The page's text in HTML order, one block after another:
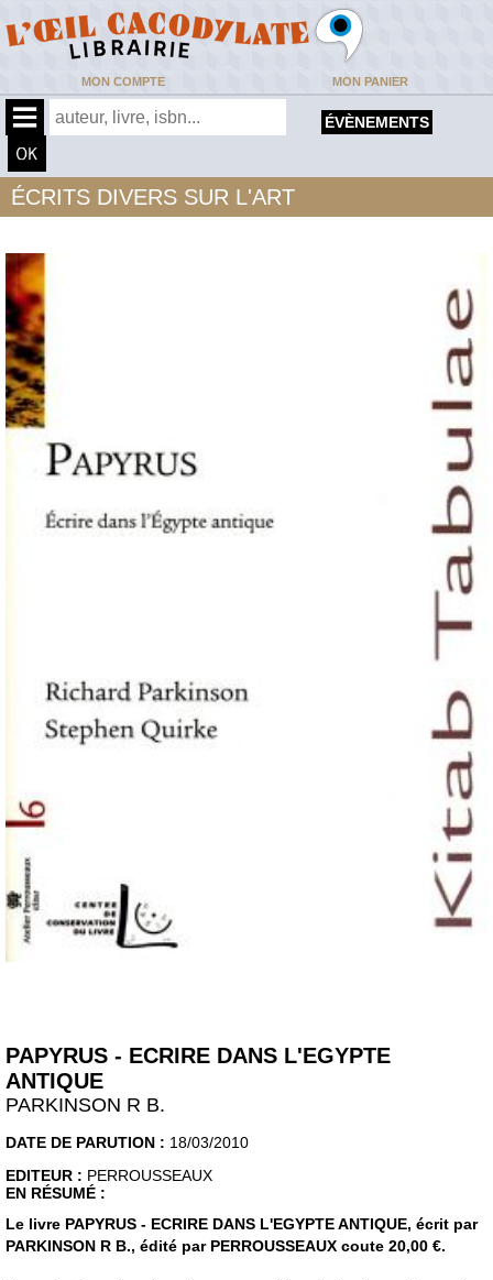
MON COMPTE MON PANIER
ÉVÈNEMENTS
ÉCRITS DIVERS SUR L'ART
PAPYRUS - ECRIRE DANS L'EGYPTE
ANTIQUE
PARKINSON R B.
DATE DE PARUTION : 18/03/2010
EDITEUR : PERROUSSEAUX
EN RÉSUMÉ :
Le livre PAPYRUS - ECRIRE DANS L'EGYPTE ANTIQUE, écrit par
PARKINSON R B., édité par PERROUSSEAUX coute 20,00 €.